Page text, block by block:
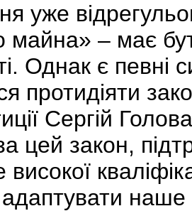
уже
майна» – має
Однак є певні
протидіяти
Сергій
цей закон,